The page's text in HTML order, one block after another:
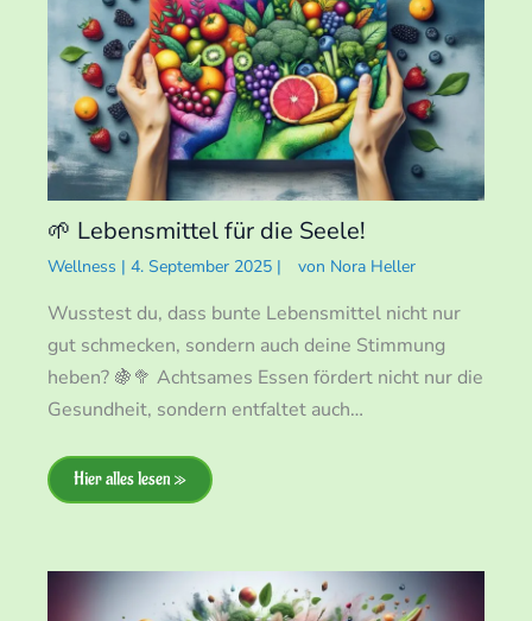
🌱 Lebensmittel für die Seele!
Wellness | 4. September 2025 | von Nora Heller
Wusstest du, dass bunte Lebensmittel nicht nur
gut schmecken, sondern auch deine Stimmung
heben? 🍇🥦 Achtsames Essen fördert nicht nur die
Gesundheit, sondern entfaltet auch…
Hier alles lesen »